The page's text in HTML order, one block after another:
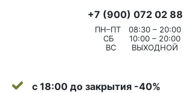
+7 (900) 072 02 88
ПН–ПТ
08:30 – 20:00
СБ
10:00 – 20:00
ВС
ВЫХОДНОЙ
с 18:00 до закрытия -40%